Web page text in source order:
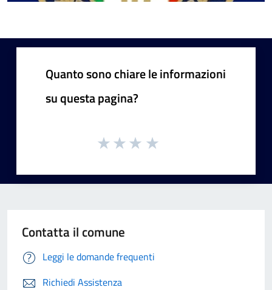
Quanto sono chiare le informazioni
su questa pagina?
Contatta il comune
Leggi le domande frequenti
Richiedi Assistenza